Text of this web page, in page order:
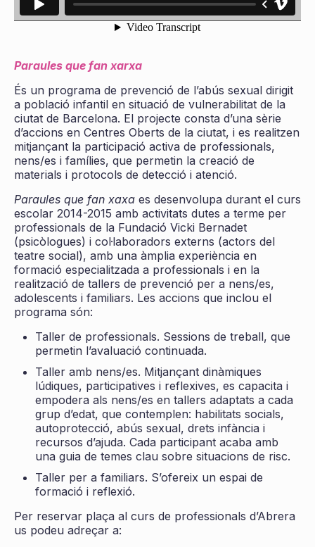
Paraules que fan xarxa
És un programa de prevenció de l’abús sexual dirigit
a població infantil en situació de vulnerabilitat de la
ciutat de Barcelona. El projecte consta d’una sèrie
d’accions en Centres Oberts de la ciutat, i es realitzen
mitjançant la participació activa de professionals,
nens/es i famílies, que permetin la creació de
materials i protocols de detecció i atenció.
Paraules que fan xaxa es desenvolupa durant el curs
escolar 2014-2015 amb activitats dutes a terme per
professionals de la Fundació Vicki Bernadet
(psicòlogues) i col·laboradors externs (actors del
teatre social), amb una àmplia experiència en
formació especialitzada a professionals i en la
realització de tallers de prevenció per a nens/es,
adolescents i familiars. Les accions que inclou el
programa són:
Taller de professionals. Sessions de treball, que
permetin l’avaluació continuada.
Taller amb nens/es. Mitjançant dinàmiques
lúdiques, participatives i reflexives, es capacita i
empodera als nens/es en tallers adaptats a cada
grup d’edat, que contemplen: habilitats socials,
autoprotecció, abús sexual, drets infància i
recursos d’ajuda. Cada participant acaba amb
una guia de temes clau sobre situacions de risc.
Taller per a familiars. S’ofereix un espai de
formació i reflexió.
Per reservar plaça al curs de professionals d’Abrera
us podeu adreçar a: